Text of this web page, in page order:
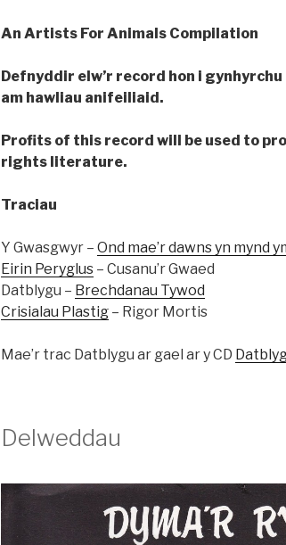
An Artists For Animals Compilation
Defnyddir elw’r record hon i
am hawliau anifeiliaid.
Profits of this record will be used to
rights literature.
Traciau
Y Gwasgwyr – Ond mae’r dawns yn mynd
Eirin Peryglus – Cusanu’r Gwaed
Datblygu – Brechdanau Tywod
Crisialau Plastig – Rigor Mortis
Mae’r trac Datblygu ar gael ar y CD
Delweddau